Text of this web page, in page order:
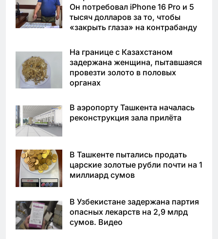
Он потребовал iPhone 16 Pro и 5
тысяч долларов за то, чтобы
«закрыть глаза» на контрабанду
На границе с Казахстаном
задержана женщина, пытавшаяся
провезти золото в половых
органах
В аэропорту Ташкента началась
реконструкция зала прилёта
В Ташкенте пытались продать
царские золотые рубли почти на 1
миллиард сумов
В Узбекистане задержана партия
опасных лекарств на 2,9 млрд
сумов. Видео